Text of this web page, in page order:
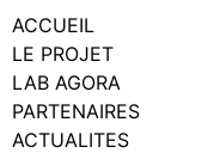
ACCUEIL
LE PROJET
LAB AGORA
PARTENAIRES
ACTUALITES